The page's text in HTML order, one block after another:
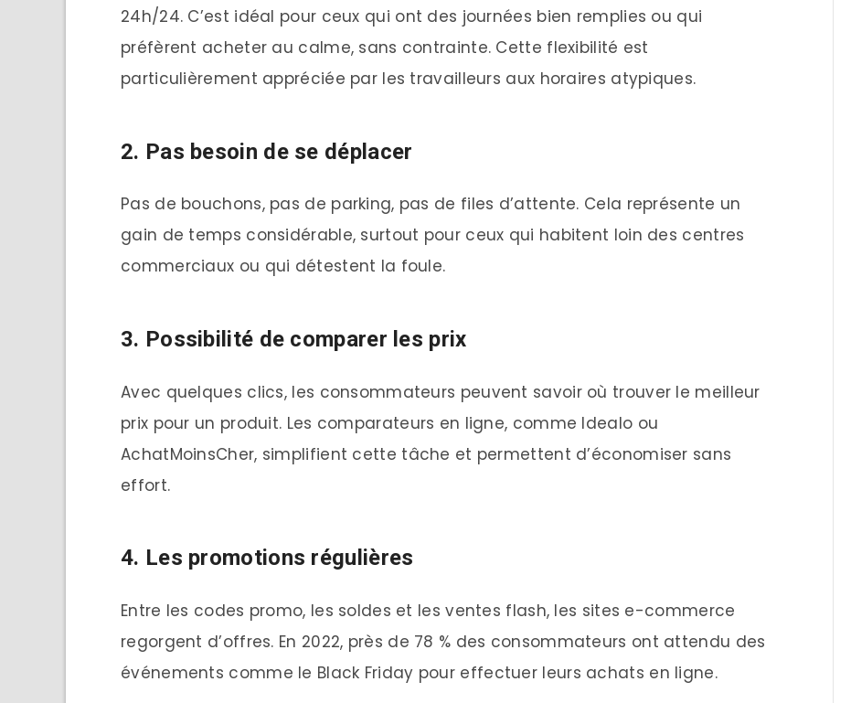
24h/24. C’est idéal pour ceux qui ont des journées bien remplies ou qui
préfèrent acheter au calme, sans contrainte. Cette flexibilité est
particulièrement appréciée par les travailleurs aux horaires atypiques.
2. Pas besoin de se déplacer
Pas de bouchons, pas de parking, pas de files d’attente. Cela représente un
gain de temps considérable, surtout pour ceux qui habitent loin des centres
commerciaux ou qui détestent la foule.
3. Possibilité de comparer les prix
Avec quelques clics, les consommateurs peuvent savoir où trouver le meilleur
prix pour un produit. Les comparateurs en ligne, comme Idealo ou
AchatMoinsCher, simplifient cette tâche et permettent d’économiser sans
effort.
4. Les promotions régulières
Entre les codes promo, les soldes et les ventes flash, les sites e-commerce
regorgent d’offres. En 2022, près de 78 % des consommateurs ont attendu des
événements comme le Black Friday pour effectuer leurs achats en ligne.